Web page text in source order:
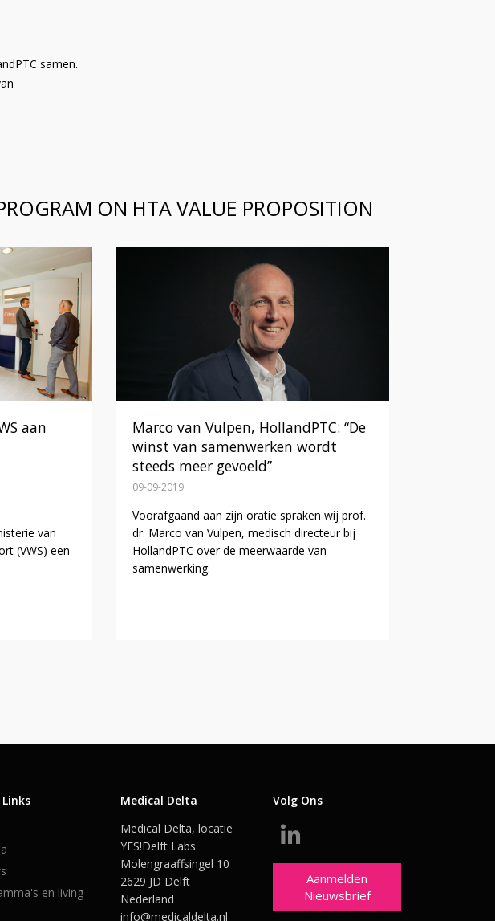
samen.
ON HTA VALUE PROPOSITION
aan
van
(VWS) een
Marco van Vulpen, HollandPTC: “De
winst van samenwerken wordt
steeds meer gevoeld”
09-09-2019
Voorafgaand aan zijn oratie spraken wij prof.
dr. Marco van Vulpen, medisch directeur bij
HollandPTC over de meerwaarde van
samenwerking.
en living
Medical Delta
Medical Delta, locatie
YES!Delft Labs
Molengraaffsingel 10
2629 JD Delft
Nederland
info@medicaldelta.nl
Volg Ons
Aanmelden
Nieuwsbrief